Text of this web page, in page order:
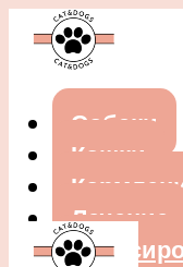
Собаки
Кошки
Лечение